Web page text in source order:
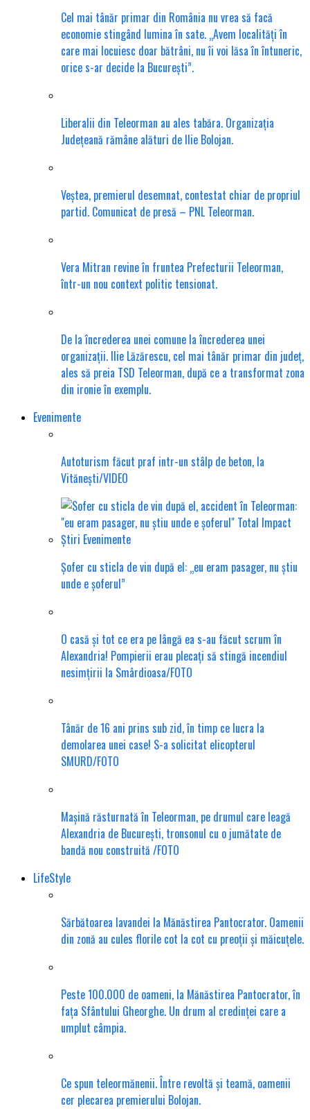
Cel mai tânăr primar din România nu vrea să facă
economie stingând lumina în sate. „Avem localități în
care mai locuiesc doar bătrâni, nu îi voi lăsa în întuneric,
orice s-ar decide la București”.
Liberalii din Teleorman au ales tabăra. Organizația
Județeană rămâne alături de Ilie Bolojan.
Veștea, premierul desemnat, contestat chiar de propriul
partid. Comunicat de presă – PNL Teleorman.
Vera Mitran revine în fruntea Prefecturii Teleorman,
într-un nou context politic tensionat.
De la încrederea unei comune la încrederea unei
organizații. Ilie Lăzărescu, cel mai tânăr primar din județ,
ales să preia TSD Teleorman, după ce a transformat zona
din ironie în exemplu.
Evenimente
Autoturism făcut praf intr-un stâlp de beton, la
Vitănești/VIDEO
Șofer cu sticla de vin după el: „eu eram pasager, nu știu
unde e șoferul”
O casă și tot ce era pe lângă ea s-au făcut scrum în
Alexandria! Pompierii erau plecați să stingă incendiul
nesimțirii la Smârdioasa/FOTO
Tânăr de 16 ani prins sub zid, în timp ce lucra la
demolarea unei case! S-a solicitat elicopterul
SMURD/FOTO
Mașină răsturnată în Teleorman, pe drumul care leagă
Alexandria de București, tronsonul cu o jumătate de
bandă nou construită /FOTO
LifeStyle
Sărbătoarea lavandei la Mănăstirea Pantocrator. Oamenii
din zonă au cules florile cot la cot cu preoții și măicuțele.
Peste 100.000 de oameni, la Mănăstirea Pantocrator, în
fața Sfântului Gheorghe. Un drum al credinței care a
umplut câmpia.
Ce spun teleormănenii. Între revoltă și teamă, oamenii
cer plecarea premierului Bolojan.